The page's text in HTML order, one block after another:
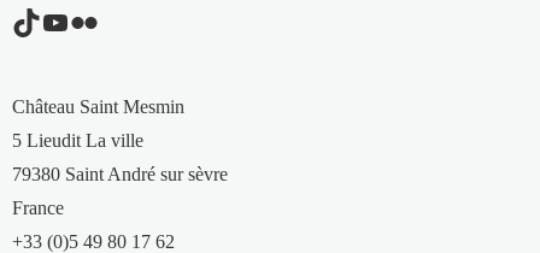
TikTok
YouTube
Flickr
Château Saint Mesmin
5 Lieudit La ville
79380 Saint André sur sèvre
France
+33 (0)5 49 80 17 62